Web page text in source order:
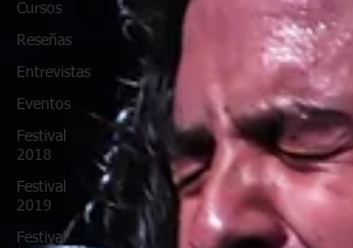
Cursos
Reseñas
Entrevistas
Eventos
Festival
2018
Festival
2019
Festival